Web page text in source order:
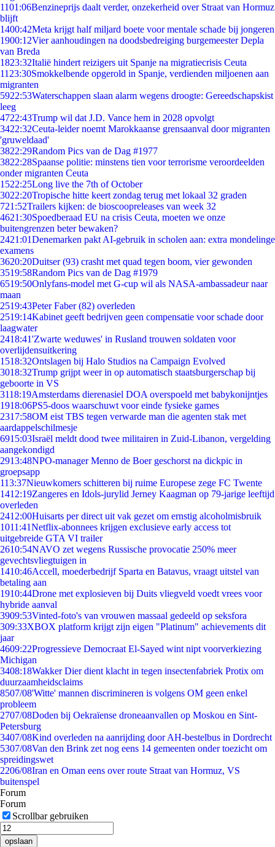
1101:06Benzineprijs daalt verder, onzekerheid over Straat van Hormuz
blijft
1400:42Meta krijgt half miljard boete voor mentale schade bij jongeren
1900:12Vier aanhoudingen na doodsbedreiging burgemeester Depla
van Breda
1823:32Italië hindert reizigers uit Spanje na migratiecrisis Ceuta
11 23:30Smokkelbende opgerold in Spanje, verdienden miljoenen aan
migranten
5922:53Waterschappen slaan alarm wegens droogte: Gereedschapskist
leeg
4722:43Trump wil dat J.D. Vance hem in 2028 opvolgt
3422:32Ceuta-leider noemt Marokkaanse grensaanval door migranten
'gruweldaad'
3822:29Random Pics van de Dag #1977
3822:28Spaanse politie: minstens tien voor terrorisme veroordeelden
onder migranten Ceuta
1522:25Long live the 7th of October
3022:20Tropische hitte keert zondag terug met lokaal 32 graden
721:52Trailers kijken: de bioscoopreleases van week 32
4621:30Spoedberaad EU na crisis Ceuta, moeten we onze
buitengrenzen beter bewaken?
2421:01Denemarken pakt AI-gebruik in scholen aan: extra mondelinge
examens
3620:20Duitser (93) crasht met quad tegen boom, vier gewonden
3519:58Random Pics van de Dag #1979
6519:50Onlyfans-model met G-cup wil als NASA-ambassadeur naar
maan
2519:43Peter Faber (82) overleden
2519:14Kabinet geeft bedrijven geen compensatie voor schade door
laagwater
2418:41'Zwarte weduwes' in Rusland trouwen soldaten voor
overlijdensuitkering
1518:32Ontslagen bij Halo Studios na Campaign Evolved
3018:32Trump grijpt weer in op automatisch staatsburgerschap bij
geboorte in VS
3118:19Amsterdams dierenasiel DOA overspoeld met babykonijntjes
1918:06PS5-doos waarschuwt voor einde fysieke games
2317:58OM eist TBS tegen verwarde man die agenten stak met
aardappelschilmesje
6915:03Israël meldt dood twee militairen in Zuid-Libanon, vergelding
aangekondigd
2913:48NPO-manager Menno de Boer geschorst na dickpic in
groepsapp
113:37Nieuwkomers schitteren bij ruime Europese zege FC Twente
1412:19Zangeres en Idols-jurylid Jerney Kaagman op 79-jarige leeftijd
overleden
2412:00Huisarts per direct uit vak gezet om ernstig alcoholmisbruik
1011:41Netflix-abonnees krijgen exclusieve early access tot
uitgebreide GTA VI trailer
2610:54NAVO zet wegens Russische provocatie 250% meer
gevechtsvliegtuigen in
1410:46Accell, moederbedrijf Sparta en Batavus, vraagt uitstel van
betaling aan
1910:44Drone met explosieven bij Duits vliegveld voedt vrees voor
hybride aanval
3909:53Vinted-foto's van vrouwen massaal gedeeld op seksfora
309:33XBOX platform krijgt zijn eigen "Platinum" achievements dit
jaar
4609:22Progressieve Democraat El-Sayed wint nipt voorverkiezing
Michigan
3408:18Wakker Dier dient klacht in tegen insectenfabriek Protix om
duurzaamheidsclaims
8507/08'Witte' mannen discrimineren is volgens OM geen enkel
probleem
2707/08Doden bij Oekraïense droneaanvallen op Moskou en Sint-
Petersburg
3407/08Kind overleden na aanrijding door AH-bestelbus in Dordrecht
5307/08Van den Brink zet nog eens 14 gemeenten onder toezicht om
spreidingswet
2206/08Iran en Oman eens over route Straat van Hormuz, VS
buitenspel
Forum
Forum
Scrollbar gebruiken
opslaan